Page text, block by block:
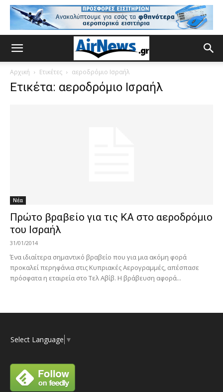
Αρχική Ετικέτες αεροδρόμιο Ισραήλ
Ετικέτα: αεροδρόμιο Ισραήλ
Νέα
Πρώτο βραβείο για τις ΚΑ στο αεροδρόμιο
του Ισραήλ
31/01/2014
Ένα ιδιαίτερα σημαντικό βραβείο που για μια ακόμη φορά
προκαλεί περηφάνια στις Κυπριακές Αερογραμμές, απέσπασε
πρόσφατα η εταιρεία στο Τελ Αβίβ. Η βράβευση αφορά...
Select Language ▼